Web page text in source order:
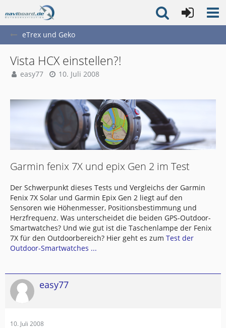
eTrex und Geko
Vista HCX einstellen?!
easy77 10. Juli 2008
Garmin fenix 7X und epix Gen 2 im Test
Der Schwerpunkt dieses Tests und Vergleichs der Garmin
Fenix 7X Solar und Garmin Epix Gen 2 liegt auf den
Sensoren wie Höhenmesser, Positionsbestimmung und
Herzfrequenz. Was unterscheidet die beiden GPS-Outdoor-
Smartwatches? Und wie gut ist die Taschenlampe der Fenix
7X für den Outdoorbereich? Hier geht es zum Test der
Outdoor-Smartwatches ...
easy77
10. Juli 2008